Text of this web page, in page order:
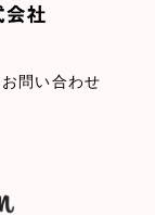
お問い合わせ